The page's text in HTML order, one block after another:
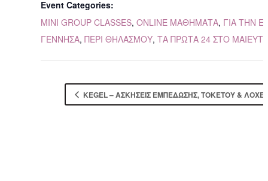
Event Categories:
MINI GROUP CLASSES, ONLINE ΜΑΘΗΜΑΤΑ, ΓΙΑ ΤΗΝ
ΓΕΝΝΗΣΑ, ΠΕΡΙ ΘΗΛΑΣΜΟΥ, ΤΑ ΠΡΩΤΑ 24 ΣΤΟ
KEGEL – ΑΣΚΉΣΕΙΣ ΕΜΠΈΔΩΣΗΣ, ΤΟΚΕΤΟΎ &